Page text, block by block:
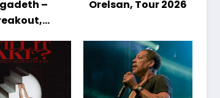
–
Europe Tour
2027
Orelsan, Tour 2026